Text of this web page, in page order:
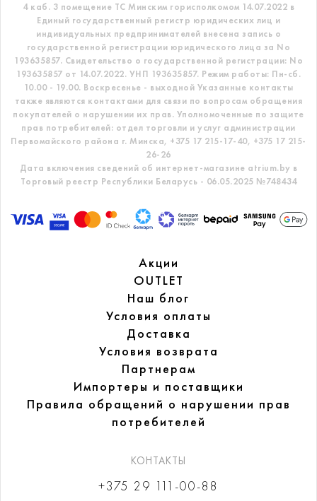
4 каб. 3 помещение ТС Минским горисполкомом 14.07.2022 в
Единый государственный регистр юридических лиц и
индивидуальных предпринимателей внесена запись о
государственной регистрации юридического лица за No
193635857. Свидетельство о государственной регистрации: No
193635857 от 14.07.2022. УНП 193635857. Режим работы: Пн-сб.
10.00 - 19.00. Воскресенье - выходной Указанные контакты
также являются контактами для связи по вопросам обращения
покупателей о нарушении их прав. Уполномоченные по защите
прав потребителей: отдел торговли и услуг администрации
Первомайского района г. Минска, +375 17 215-17-40, +375 17 215-
26-26
Дата включения сведений об интернет-магазине atrium.by в
Торговый реестр Республики Беларусь - 06.05.2025 №748434
Акции
OUTLET
Наш блог
Условия оплаты
Доставка
Условия возврата
Партнерам
Импортеры и поставщики
Правила обращений о нарушении прав
потребителей
КОНТАКТЫ
+375 29 111-00-88